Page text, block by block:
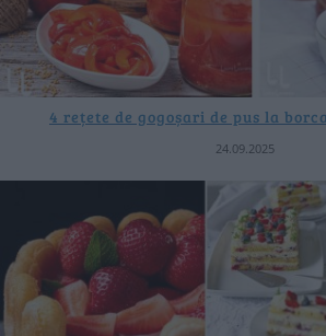
4 rețete de gogoșari de pus la
24.09.2025